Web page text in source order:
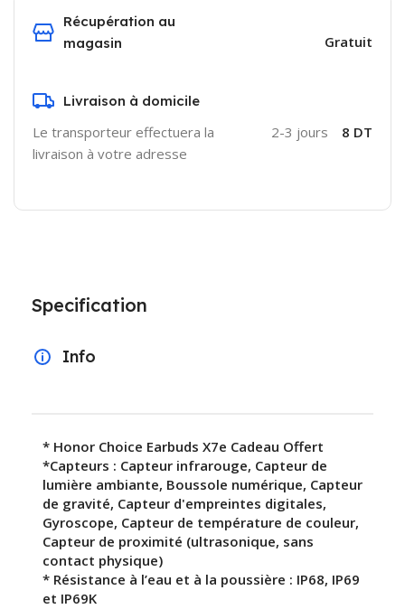
Récupération au
magasin
Gratuit
Livraison à domicile
Le transporteur effectuera la
livraison à votre adresse
2-3 jours 8 DT
Specification
Info
* Honor Choice Earbuds X7e Cadeau Offert
*Capteurs : Capteur infrarouge, Capteur de
lumière ambiante, Boussole numérique, Capteur
de gravité, Capteur d'empreintes digitales,
Gyroscope, Capteur de température de couleur,
Capteur de proximité (ultrasonique, sans
contact physique)
* Résistance à l’eau et à la poussière : IP68, IP69
et IP69K